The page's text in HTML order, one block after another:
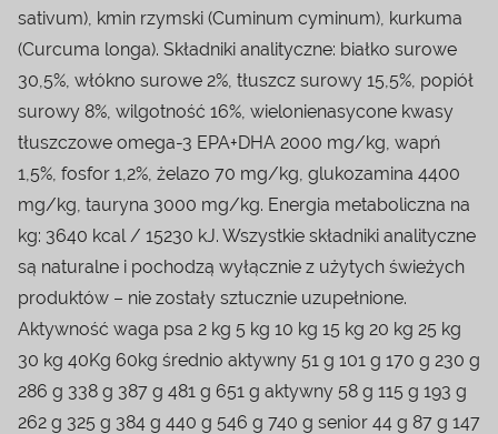
sativum), kmin rzymski (Cuminum cyminum), kurkuma
(Curcuma longa). Składniki analityczne: białko surowe
30,5%, włókno surowe 2%, tłuszcz surowy 15,5%, popiół
surowy 8%, wilgotność 16%, wielonienasycone kwasy
tłuszczowe omega-3 EPA+DHA 2000 mg/kg, wapń
1,5%, fosfor 1,2%, żelazo 70 mg/kg, glukozamina 4400
mg/kg, tauryna 3000 mg/kg. Energia metaboliczna na
kg: 3640 kcal / 15230 kJ. Wszystkie składniki analityczne
są naturalne i pochodzą wyłącznie z użytych świeżych
produktów – nie zostały sztucznie uzupełnione.
Aktywność waga psa 2 kg 5 kg 10 kg 15 kg 20 kg 25 kg
30 kg 40Kg 60kg średnio aktywny 51 g 101 g 170 g 230 g
286 g 338 g 387 g 481 g 651 g aktywny 58 g 115 g 193 g
262 g 325 g 384 g 440 g 546 g 740 g senior 44 g 87 g 147